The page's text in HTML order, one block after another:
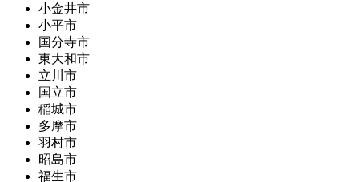
小金井市
小平市
国分寺市
東大和市
立川市
国立市
稲城市
多摩市
羽村市
昭島市
福生市